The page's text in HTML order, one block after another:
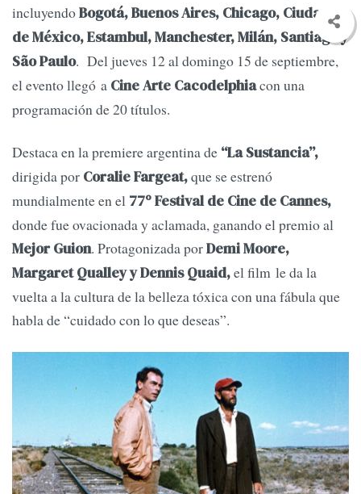
incluyendoBogotá, Buenos Aires, Chicago, Ciudad
de México, Estambul, Manchester, Milán, Santiago y
São Paulo. Del jueves 12 al domingo 15 de septiembre,
el evento llegó a Cine Arte Cacodelphiacon una
programación de 20 títulos.
Destaca en la premiere argentina de “La Sustancia”,
dirigida por Coralie Fargeat,que se estrenó
mundialmente en el 77º Festival de Cine de Cannes,
donde fue ovacionada y aclamada, ganando el premio al
Mejor Guion. Protagonizada porDemi Moore,
Margaret Qualley y Dennis Quaid,el film le da la
vuelta a la cultura de la belleza tóxica con una fábula que
habla de “cuidado con lo que deseas”.